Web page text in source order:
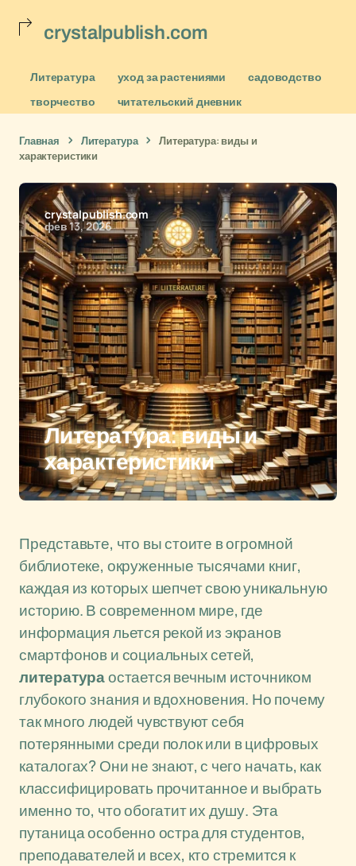
crystalpublish.com
Литература уход за растениями
садоводство
творчество
читательский дневник
Главная Литература
Литература: виды и
характеристики
crystalpublish.com
фев 13, 2026
Литература: виды и
характеристики
Представьте, что вы стоите в огромной
библиотеке, окруженные тысячами книг,
каждая из которых шепчет свою уникальную
историю. В современном мире, где
информация льется рекой из экранов
смартфонов и социальных сетей,
литератураостается вечным источником
глубокого знания и вдохновения. Но почему
так много людей чувствуют себя
потерянными среди полок или в цифровых
каталогах? Они не знают, с чего начать, как
классифицировать прочитанное и выбрать
именно то, что обогатит их душу. Эта
путаница особенно остра для студентов,
преподавателей и всех, кто стремится к